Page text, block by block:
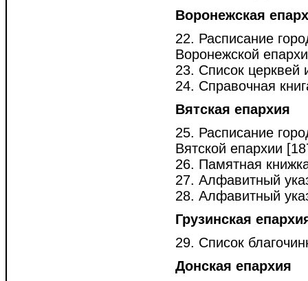
Воронежская
22. Расписание
Воронежской
23. Список церквей
24. Справочная
Вятская епархия
25. Расписание
Вятской епархии
26. Памятная
27. Алфавитный
28. Алфавитный
Грузинская
29. Список
Донская епархия